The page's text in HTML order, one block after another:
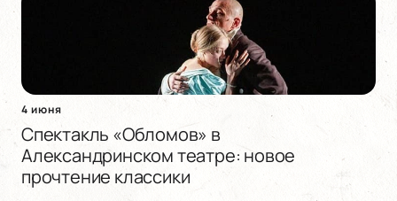
4 июня
Спектакль «Обломов» в
Александринском театре: новое
прочтение классики